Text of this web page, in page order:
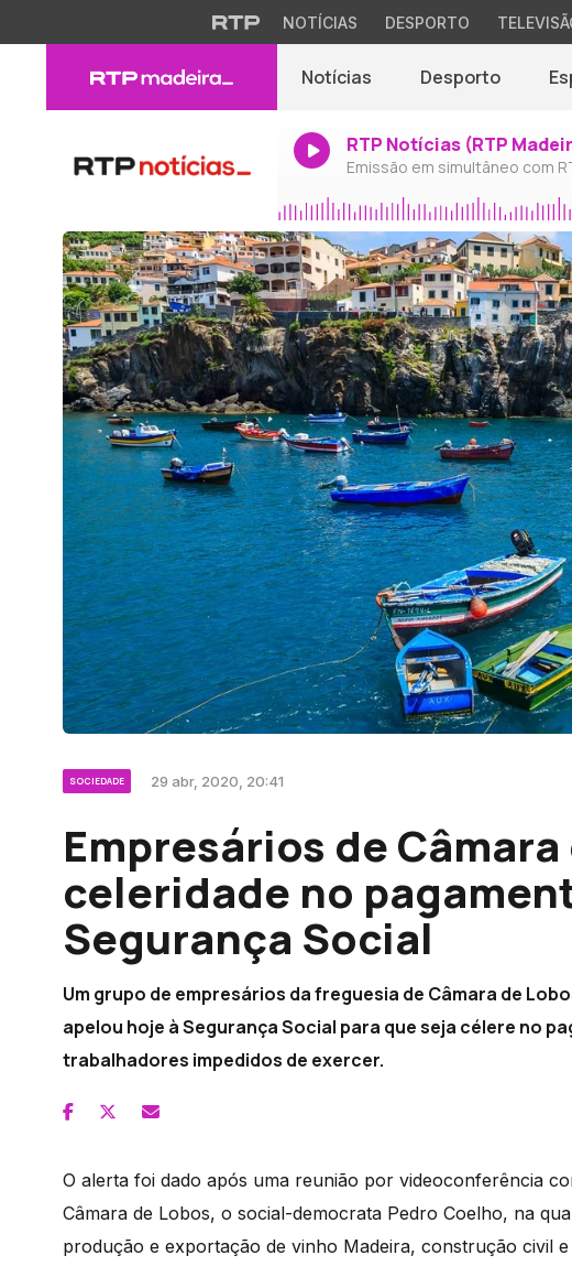
NOTÍCIAS DESPORTO
Notícias Desporto
RTP Notícias (RTP
Emissão em simultâneo com
SOCIEDADE 29 abr, 2020, 20:41
Empresários de
celeridade no
Segurança Social
Um grupo de empresários da freguesia de Câmara de
apelou hoje à Segurança Social para que seja célere no
trabalhadores impedidos de exercer.
O alerta foi dado após uma reunião por videoconferência
Câmara de Lobos, o social-democrata Pedro Coelho, na
produção e exportação de vinho Madeira, construção civil